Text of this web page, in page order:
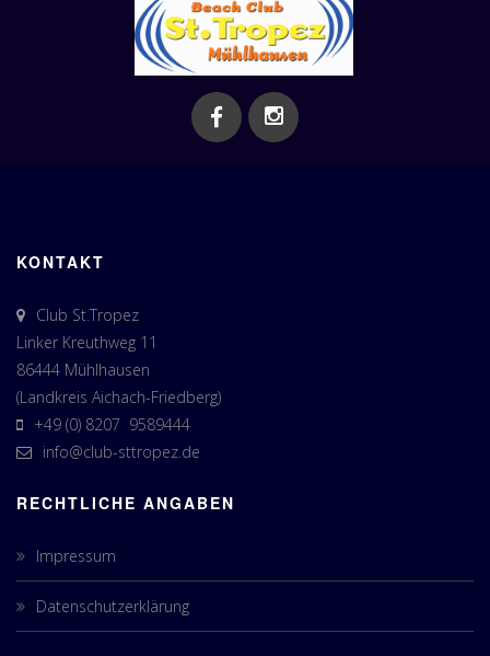
KONTAKT
Club St.Tropez
Linker Kreuthweg 11
86444 Mühlhausen
(Landkreis Aichach-Friedberg)
+49 (0) 8207 9589444
info@club-sttropez.de
RECHTLICHE ANGABEN
Impressum
Datenschutzerklärung